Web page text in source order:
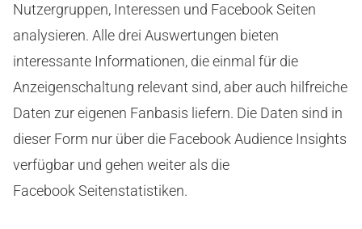
Nutzergruppen, Interessen und Facebook Seiten
analysieren. Alle drei Auswertungen bieten
interessante Informationen, die einmal für die
Anzeigenschaltung relevant sind, aber auch hilfreiche
Daten zur eigenen Fanbasis liefern. Die Daten sind in
dieser Form nur über die Facebook Audience Insights
verfügbar und gehen weiter als die
Facebook Seitenstatistiken.